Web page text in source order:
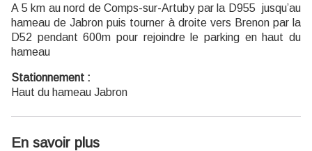
A 5 km au nord de Comps-sur-Artuby par la D955 jusqu’au
hameau de Jabron puis tourner à droite vers Brenon par la
D52 pendant 600m pour rejoindre le parking en haut du
hameau
Stationnement :
Haut du hameau Jabron
En savoir plus